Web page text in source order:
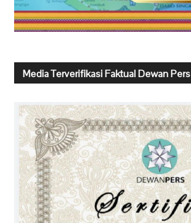
Media Terverifikasi Faktual Dewan Pers